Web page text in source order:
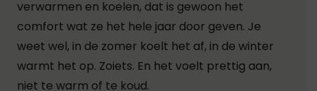
verwarmen en koelen, dat is gewoon het
comfort wat ze het hele jaar door geven. Je
weet wel, in de zomer koelt het af, in de winter
warmt het op. Zoiets. En het voelt prettig aan,
niet te warm of te koud.